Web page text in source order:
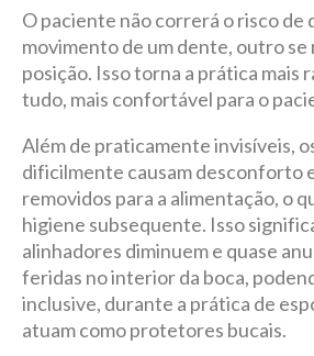
O paciente não correrá o risco de
movimento de um dente, outro se
posição. Isso torna a prática mais
tudo, mais confortável para o
Além de praticamente invisíveis,
dificilmente causam desconforto
removidos para a alimentação, o
higiene subsequente. Isso
alinhadores diminuem e quase
feridas no interior da boca,
inclusive, durante a prática de
atuam como protetores bucais.